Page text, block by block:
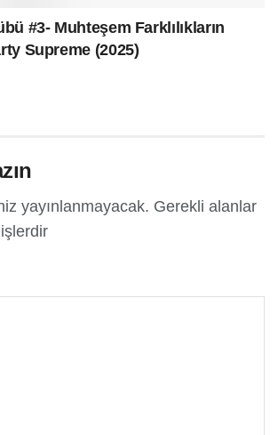
#3- Muhteşem Farklılıkların
Supreme (2025)
yayınlanmayacak. Gerekli alanlar